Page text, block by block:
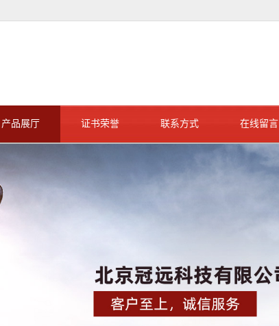
产品展厅 证书荣誉 联系方式 在线留言